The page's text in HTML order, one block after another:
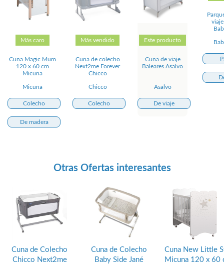
Más caro
Cuna Magic Mum
120 x 60 cm
Micuna
Micuna
Colecho
De madera
Más vendido
Cuna de colecho
Next2me Forever
Chicco
Chicco
Colecho
Este producto
Cuna de viaje
Baleares Asalvo
Asalvo
De viaje
Otras Ofertas interesantes
Cuna de Colecho
Chicco Next2me
Cuna de Colecho
Baby Side Jané
Cuna New Little
Micuna 120 x 60